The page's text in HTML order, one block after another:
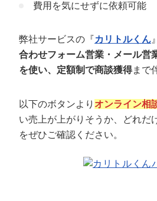
費用を気にせずに依頼可能
弊社サービスの『カリトルくん
合わせフォーム営業・メール営
を使い、定額制で商談獲得まで
以下のボタンより オンライン相
い売上が上がりそうか、どれだ
をぜひご確認ください。